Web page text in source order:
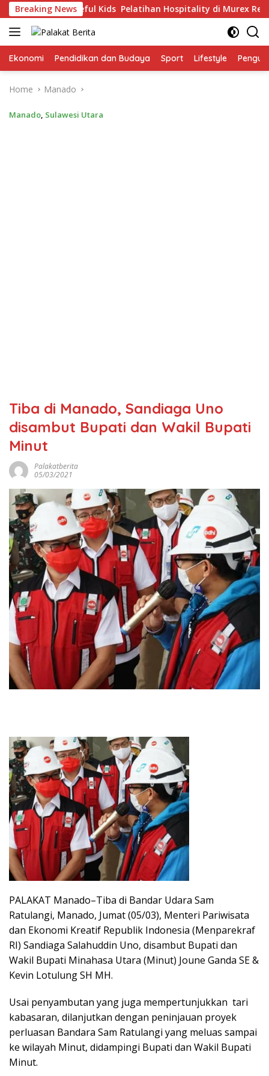
Skip
to
content
Breaking News
The Purposeful Kids Pelatihan Hospitality di Murex Resort
Ekonomi Pendidikan dan Budaya Sport Lifestyle
Home Manado
Manado, Sulawesi Utara
Tiba di Manado, Sandiaga Uno
disambut Bupati dan Wakil Bupati
Minut
Palakatberita
05/03/2021
PALAKAT Manado–Tiba di Bandar Udara Sam
Ratulangi, Manado, Jumat (05/03), Menteri Pariwisata
dan Ekonomi Kreatif Republik Indonesia (Menparekraf
RI) Sandiaga Salahuddin Uno, disambut Bupati dan
Wakil Bupati Minahasa Utara (Minut) Joune Ganda SE &
Kevin Lotulung SH MH.
Usai penyambutan yang juga mempertunjukkan tari
kabasaran, dilanjutkan dengan peninjauan proyek
perluasan Bandara Sam Ratulangi yang meluas sampai
ke wilayah Minut, didampingi Bupati dan Wakil Bupati
Minut.